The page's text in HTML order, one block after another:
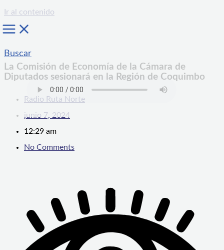
Ir al contenido
Buscar
La Comisión de Economía de la Cámara de
Diputados sesionará en la Región de Coquimbo
Radio Ruta Norte
junio 7, 2024
12:29 am
No Comments